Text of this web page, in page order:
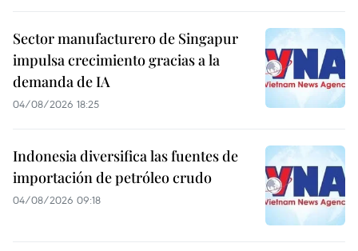
Sector manufacturero de Singapur
impulsa crecimiento gracias a la
demanda de IA
04/08/2026 18:25
Indonesia diversifica las fuentes de
importación de petróleo crudo
04/08/2026 09:18